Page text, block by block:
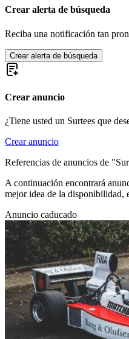
Crear alerta de búsqueda
Reciba una notificación tan
Crear alerta de búsqueda
Crear anuncio
¿Tiene usted un Surtees que
Crear anuncio
Referencias de anuncios de
A continuación encontrará
mejor idea de la disponibilidad,
Anuncio caducado